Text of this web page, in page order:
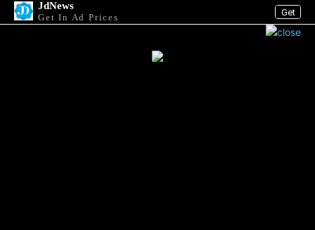
Get
JdNews
Get In Ad Prices